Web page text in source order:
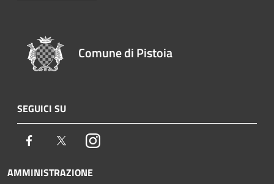
Comune di Pistoia
SEGUICI SU
Facebook TwitterInstagram
AMMINISTRAZIONE